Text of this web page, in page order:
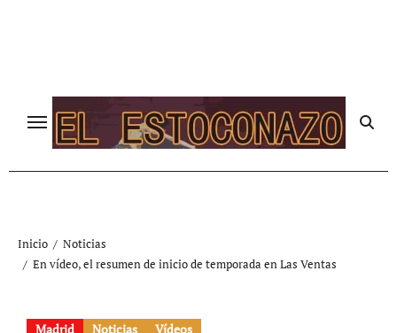
Inicio
Noticias
En vídeo, el resumen de inicio de temporada en Las Ventas
Madrid Noticias Vídeos